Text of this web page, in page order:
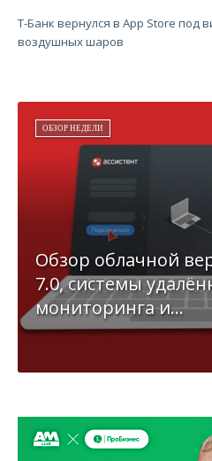
Т-Банк вернулся в App Store под
воздушных шаров
ОБЗОР НЕДЕЛИ
Обзор облачной
7.0, системы
мониторинга и...